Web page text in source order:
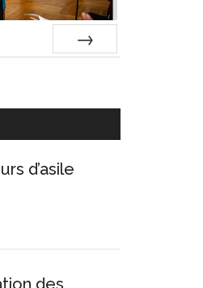
d’asile
des